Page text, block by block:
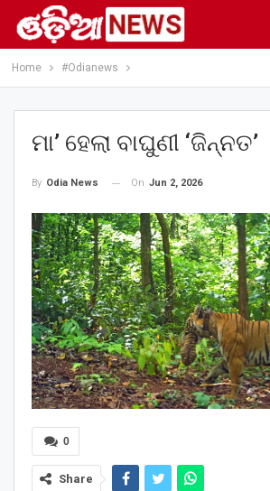
Home #Odianews
ମା’ ହେଲା ବାଘୁଣୀ ‘ଜିନ୍ନତ’
By Odia News On Jun 2, 2026
0
Share